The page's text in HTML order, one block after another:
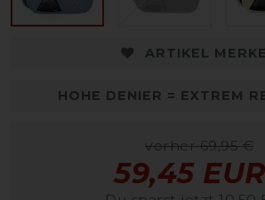
ARTIKEL
HOHE DENIER = EXTREM
vorher 69,95 €
59,45 EUR